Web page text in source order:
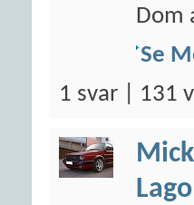
Dom
Se
1 svar | 131